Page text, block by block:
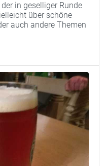
in geselliger Runde
über schöne
auch andere Themen